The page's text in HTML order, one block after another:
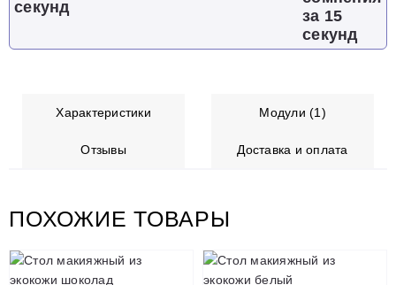
за 15
секунд
Характеристики Модули (1)
Отзывы Доставка и оплата
ПОХОЖИЕ ТОВАРЫ